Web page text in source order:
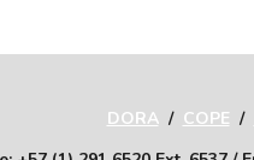
DORA/ COPE /